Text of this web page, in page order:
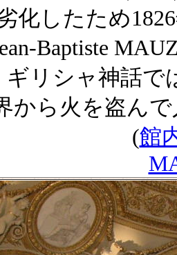
化したため
Baptiste
リシャ神話で
から火を盗ん
(館